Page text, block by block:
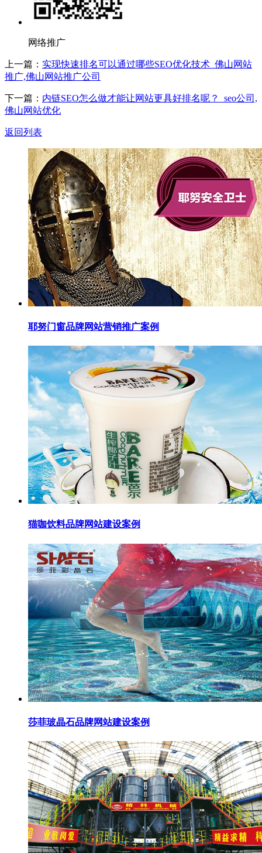
网络推广
上一篇： 实现快速排名可以通过哪些SEO优化技术_佛山网站
推广,佛山网站推广公司
下一篇： 内链SEO怎么做才能让网站更具好排名呢？_seo公司,
佛山网站优化
返回列表
耶努门窗品牌网站营销推广案例
猫咖饮料品牌网站建设案例
莎菲玻晶石品牌网站建设案例